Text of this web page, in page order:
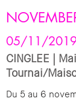
05/11/
CINGLEE |
Tournai/
Du 5 au 6